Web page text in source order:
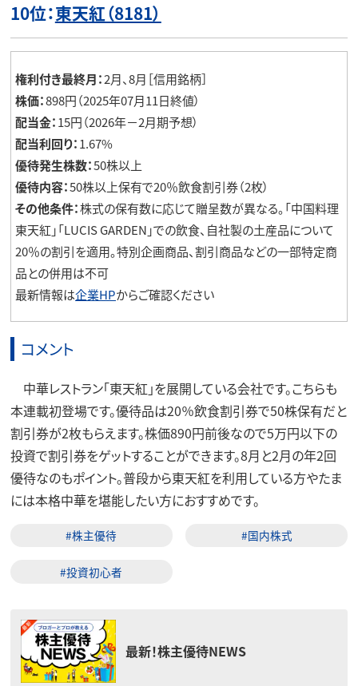
10位：東天紅（8181）
権利付き最終月：2月、8月［信用銘柄］
株価：898円（2025年07月11日終値）
配当金：15円（2026年－2月期予想）
配当利回り：1.67%
優待発生株数：50株以上
優待内容：50株以上保有で20％飲食割引券（2枚）
その他条件：株式の保有数に応じて贈呈数が異なる。「中国料理
東天紅」「LUCIS GARDEN」での飲食、自社製の土産品について
20％の割引を適用。特別企画商品、割引商品などの一部特定商
品との併用は不可
最新情報は企業HPからご確認ください
コメント
中華レストラン「東天紅」を展開している会社です。こちらも
本連載初登場です。優待品は20％飲食割引券で50株保有だと
割引券が2枚もらえます。株価890円前後なので5万円以下の
投資で割引券をゲットすることができます。8月と2月の年2回
優待なのもポイント。普段から東天紅を利用している方やたま
には本格中華を堪能したい方におすすめです。
#株主優待 #国内株式
#投資初心者
最新！株主優待NEWS